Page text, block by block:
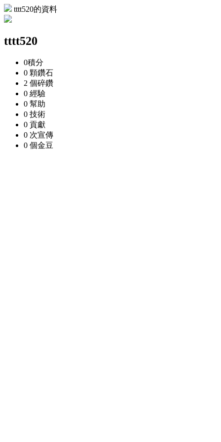
tttt520的資料
tttt520
0積分
0 顆鑽石
2 個碎鑽
0 經驗
0 幫助
0 技術
0 貢獻
0 次宣傳
0 個金豆